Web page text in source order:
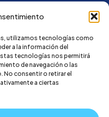
utilizamos tecnologías como
a la información del
tecnologías nos permitirá
de navegación o las
consentir o retirar el
a ciertas
con nosotros